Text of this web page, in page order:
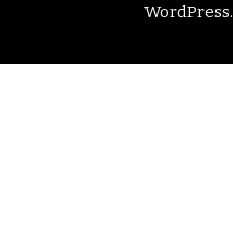
WordPress.